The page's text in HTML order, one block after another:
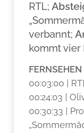
RTL;
verbannt;
kommt vier
FERNSEHEN
00:03:00 |
00:24:03 |
00:30:33 |